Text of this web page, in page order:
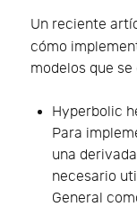
Un reciente
cómo
modelos que
Hyperbolic
Para
una
necesario
General